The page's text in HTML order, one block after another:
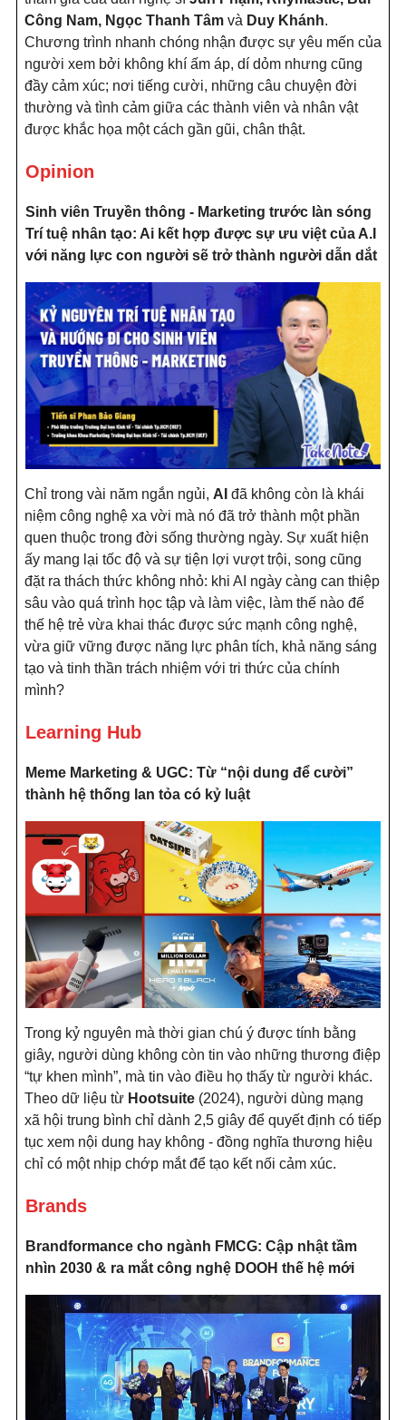
Công Nam, Ngọc Thanh Tâm và Duy Khánh.
Chương trình nhanh chóng nhận được sự yêu mến của
người xem bởi không khí ấm áp, dí dỏm nhưng cũng
đầy cảm xúc; nơi tiếng cười, những câu chuyện đời
thường và tình cảm giữa các thành viên và nhân vật
được khắc họa một cách gần gũi, chân thật.
Opinion
Sinh viên Truyền thông - Marketing trước làn sóng
Trí tuệ nhân tạo: Ai kết hợp được sự ưu việt của A.I
với năng lực con người sẽ trở thành người dẫn dắt
Chỉ trong vài năm ngắn ngủi, AI đã không còn là khái
niệm công nghệ xa vời mà nó đã trở thành một phần
quen thuộc trong đời sống thường ngày. Sự xuất hiện
ấy mang lại tốc độ và sự tiện lợi vượt trội, song cũng
đặt ra thách thức không nhỏ: khi AI ngày càng can thiệp
sâu vào quá trình học tập và làm việc, làm thế nào để
thế hệ trẻ vừa khai thác được sức mạnh công nghệ,
vừa giữ vững được năng lực phân tích, khả năng sáng
tạo và tinh thần trách nhiệm với tri thức của chính
mình?
Learning Hub
Meme Marketing & UGC: Từ “nội dung để cười”
thành hệ thống lan tỏa có kỷ luật
Trong kỷ nguyên mà thời gian chú ý được tính bằng
giây, người dùng không còn tin vào những thương điệp
“tự khen mình”, mà tin vào điều họ thấy từ người khác.
Theo dữ liệu từ Hootsuite (2024), người dùng mạng
xã hội trung bình chỉ dành 2,5 giây để quyết định có tiếp
tục xem nội dung hay không - đồng nghĩa thương hiệu
chỉ có một nhịp chớp mắt để tạo kết nối cảm xúc.
Brands
Brandformance cho ngành FMCG: Cập nhật tầm
nhìn 2030 & ra mắt công nghệ DOOH thế hệ mới